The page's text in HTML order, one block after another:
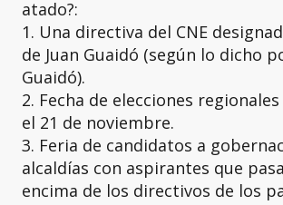
atado?:
1. Una directiva del CNE
de Juan Guaidó (según lo dicho
Guaidó).
2. Fecha de elecciones
el 21 de noviembre.
3. Feria de candidatos a
alcaldías con aspirantes que
encima de los directivos de los